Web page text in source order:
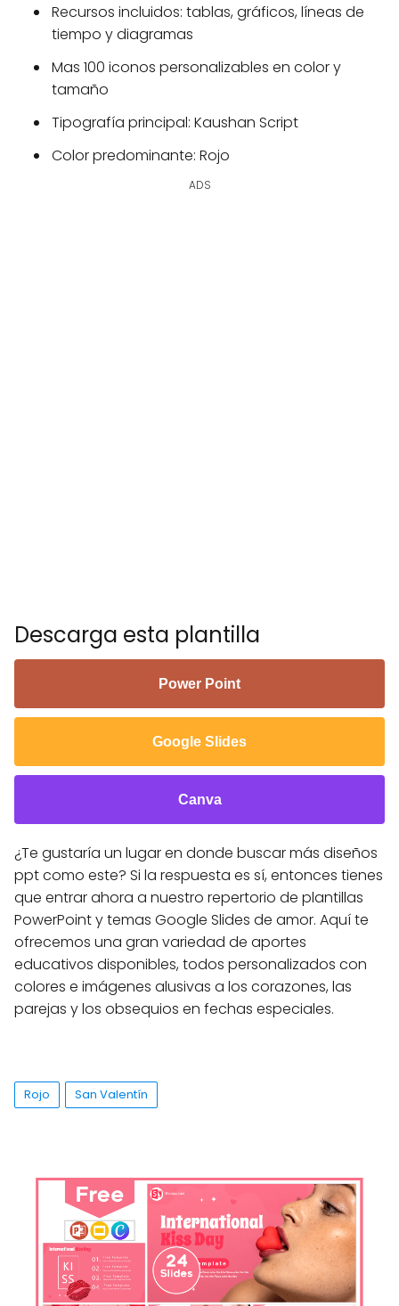
Recursos incluidos: tablas, gráficos, líneas de
tiempo y diagramas
Mas 100 iconos personalizables en color y
tamaño
Tipografía principal: Kaushan Script
Color predominante: Rojo
ADS
Descarga esta plantilla
Power Point
Google Slides
Canva
¿Te gustaría un lugar en donde buscar más diseños
ppt como este? Si la respuesta es sí, entonces tienes
que entrar ahora a nuestro repertorio de plantillas
PowerPoint y temas Google Slides de amor. Aquí te
ofrecemos una gran variedad de aportes
educativos disponibles, todos personalizados con
colores e imágenes alusivas a los corazones, las
parejas y los obsequios en fechas especiales.
Rojo San Valentín